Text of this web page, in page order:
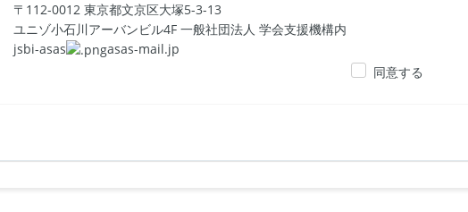
〒112-0012 東京都文京区大塚5-3-13
ユニゾ小石川アーバンビル4F 一般社団法人 学会支援機構内
jsbi-asas
asas-mail.jp
同意する